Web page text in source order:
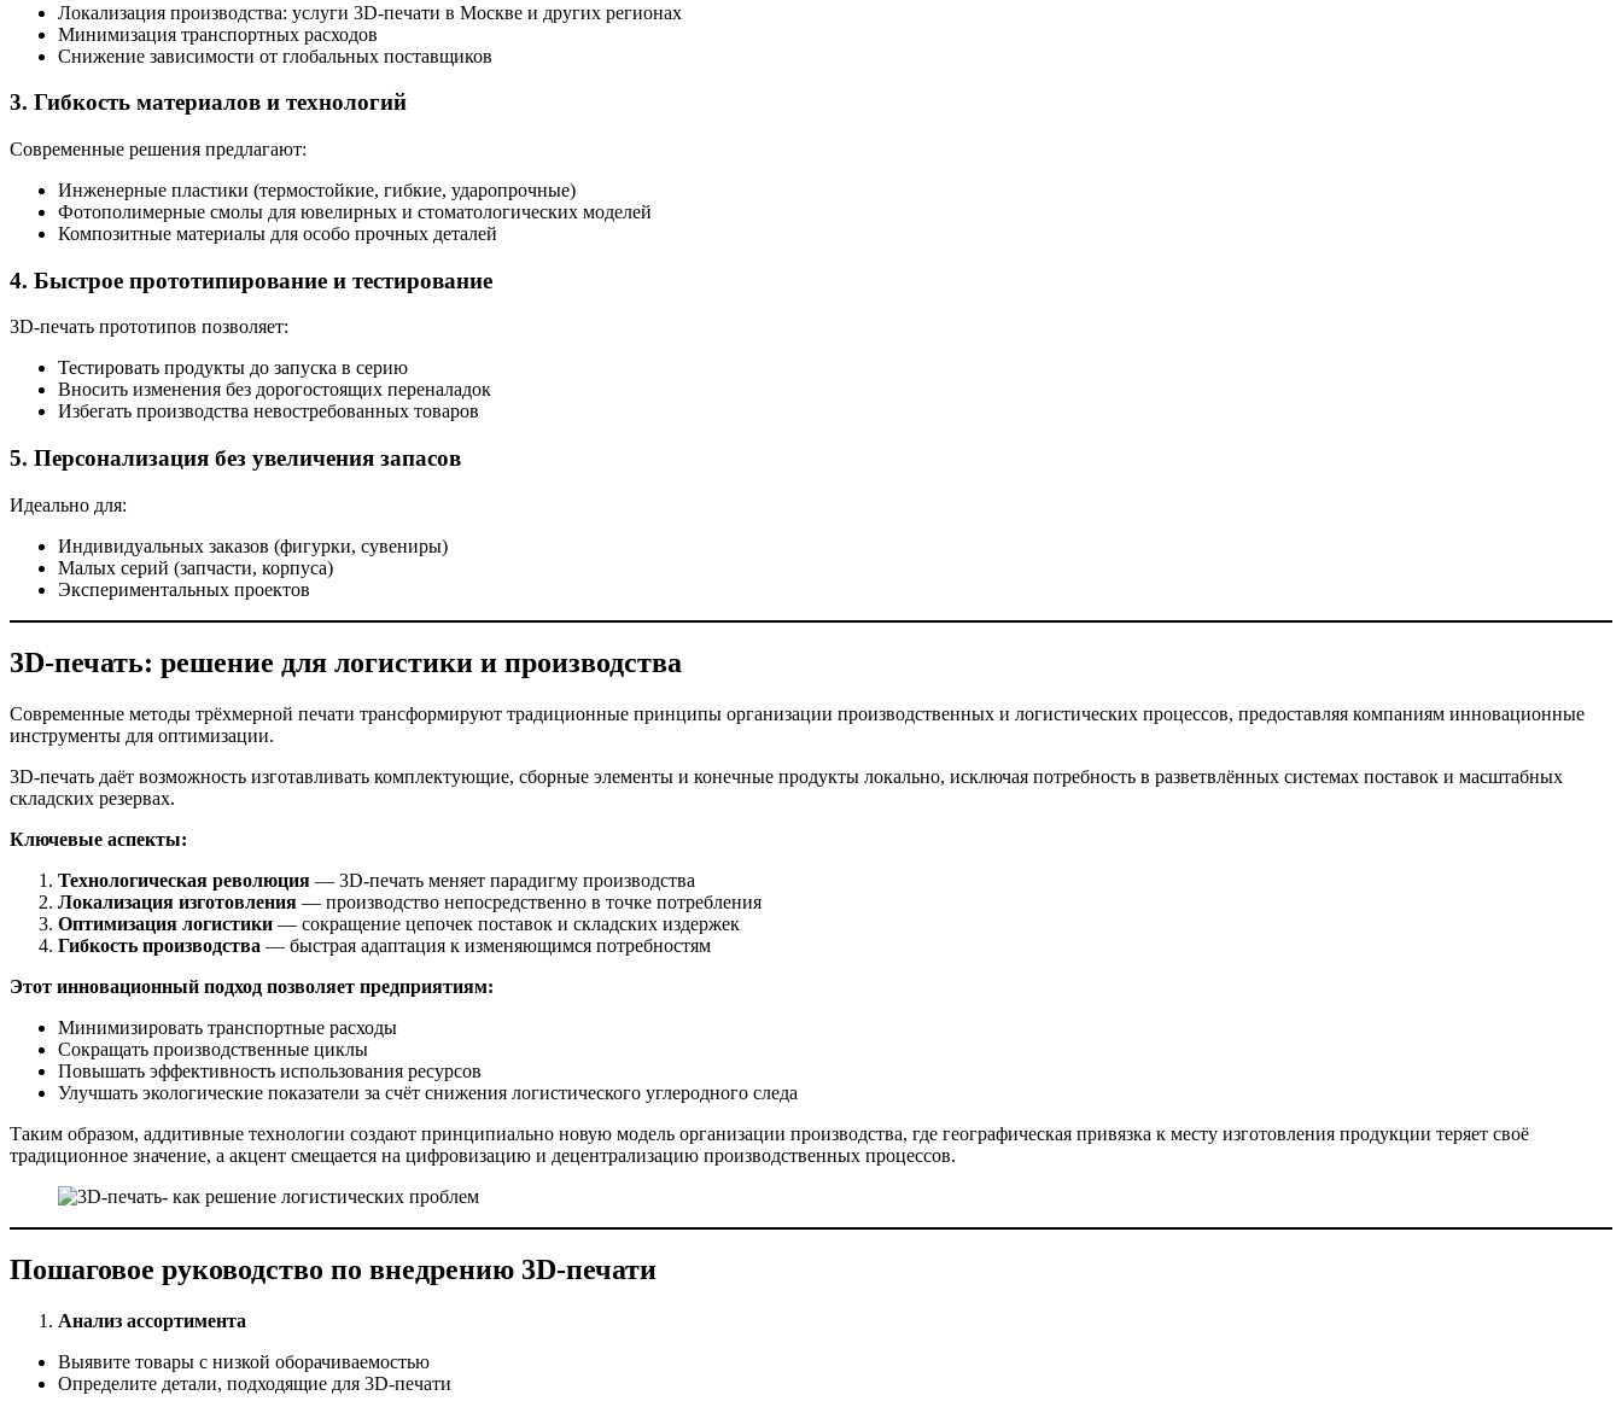
Локализация производства: услуги 3D-печати в Москве и других регионах
Минимизация транспортных расходов
Снижение зависимости от глобальных поставщиков
3. Гибкость материалов и технологий
Современные решения предлагают:
Инженерные пластики (термостойкие, гибкие, ударопрочные)
Фотополимерные смолы для ювелирных и стоматологических моделей
Композитные материалы для особо прочных деталей
4. Быстрое прототипирование и тестирование
3D-печать прототипов позволяет:
Тестировать продукты до запуска в серию
Вносить изменения без дорогостоящих переналадок
Избегать производства невостребованных товаров
5. Персонализация без увеличения запасов
Идеально для:
Индивидуальных заказов (фигурки, сувениры)
Малых серий (запчасти, корпуса)
Экспериментальных проектов
3D-печать: решение для логистики и производства
Современные методы трёхмерной печати трансформируют традиционные принципы организации производственных и логистических процессов, предоставляя компаниям инновационные
инструменты для оптимизации.
3D-печать даёт возможность изготавливать комплектующие, сборные элементы и конечные продукты локально, исключая потребность в разветвлённых системах поставок и масштабных
складских резервах.
Ключевые аспекты:
Технологическая революция — 3D-печать меняет парадигму производства
Локализация изготовления — производство непосредственно в точке потребления
Оптимизация логистики — сокращение цепочек поставок и складских издержек
Гибкость производства — быстрая адаптация к изменяющимся потребностям
Этот инновационный подход позволяет предприятиям:
Минимизировать транспортные расходы
Сокращать производственные циклы
Повышать эффективность использования ресурсов
Улучшать экологические показатели за счёт снижения логистического углеродного следа
Таким образом, аддитивные технологии создают принципиально новую модель организации производства, где географическая привязка к месту изготовления продукции теряет своё
традиционное значение, а акцент смещается на цифровизацию и децентрализацию производственных процессов.
Пошаговое руководство по внедрению 3D-печати
Анализ ассортимента
Выявите товары с низкой оборачиваемостью
Определите детали, подходящие для 3D-печати